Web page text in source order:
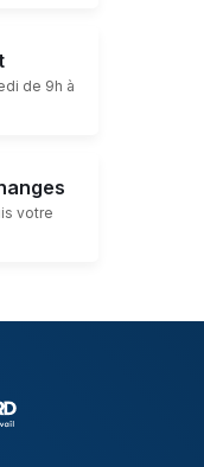
de 9h à
votre